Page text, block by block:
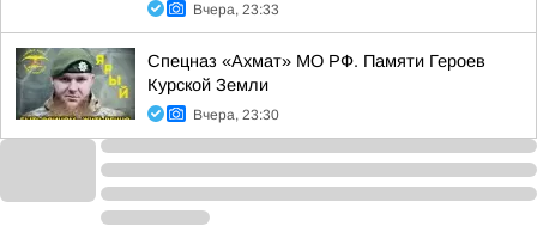
Вчера, 23:33
Спецназ «Ахмат» МО РФ. Памяти Героев
Курской Земли
Вчера, 23:30